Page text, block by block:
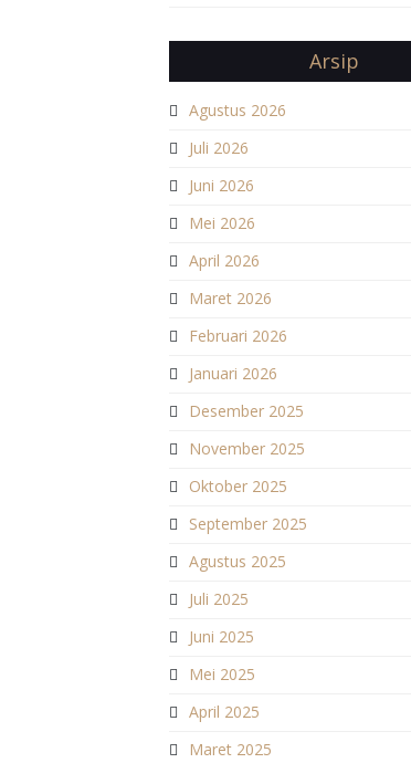
Arsip
Agustus 2026
Juli 2026
Juni 2026
Mei 2026
April 2026
Maret 2026
Februari 2026
Januari 2026
Desember 2025
November 2025
Oktober 2025
September 2025
Agustus 2025
Juli 2025
Juni 2025
Mei 2025
April 2025
Maret 2025